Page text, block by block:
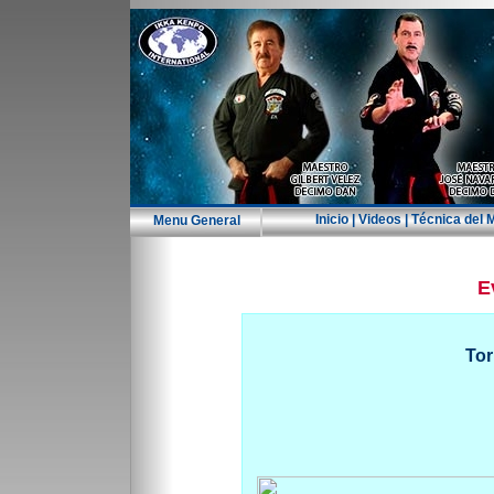
Menu General Inicio|Videos|Técnica del